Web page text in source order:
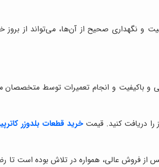
و نگهداری صحیح از آن‌ها، می‌تواند از
و باکیفیت و انجام تعمیرات توسط متخصصان
دریافت کنید. قیمتخرید قطعات بلدوزر
از فروش عالی، همواره در تلاش بوده است تا